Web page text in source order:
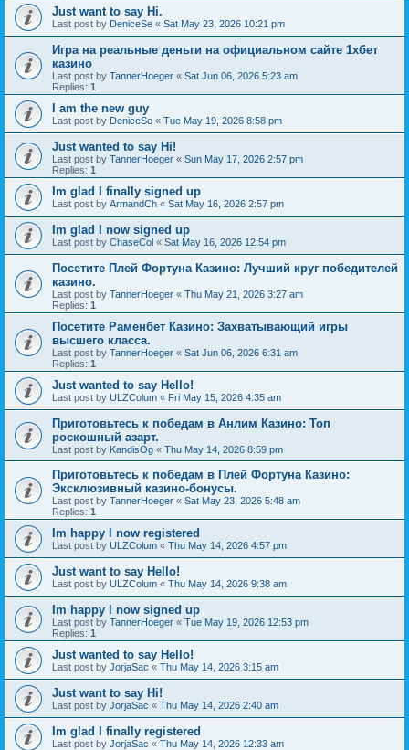
Just want to say Hi.
Last post by DeniceSe « Sat May 23, 2026 10:21 pm
Игра на реальные деньги на официальном сайте 1хбет
казино
Last post by TannerHoeger « Sat Jun 06, 2026 5:23 am
Replies: 1
I am the new guy
Last post by DeniceSe « Tue May 19, 2026 8:58 pm
Just wanted to say Hi!
Last post by TannerHoeger « Sun May 17, 2026 2:57 pm
Replies: 1
Im glad I finally signed up
Last post by ArmandCh « Sat May 16, 2026 2:57 pm
Im glad I now signed up
Last post by ChaseCol « Sat May 16, 2026 12:54 pm
Посетите Плей Фортуна Казино: Лучший круг победителей
казино.
Last post by TannerHoeger « Thu May 21, 2026 3:27 am
Replies: 1
Посетите Раменбет Казино: Захватывающий игры
высшего класса.
Last post by TannerHoeger « Sat Jun 06, 2026 6:31 am
Replies: 1
Just wanted to say Hello!
Last post by ULZColum « Fri May 15, 2026 4:35 am
Приготовьтесь к победам в Анлим Казино: Топ
роскошный азарт.
Last post by KandisOg « Thu May 14, 2026 8:59 pm
Приготовьтесь к победам в Плей Фортуна Казино:
Эксклюзивный казино-бонусы.
Last post by TannerHoeger « Sat May 23, 2026 5:48 am
Replies: 1
Im happy I now registered
Last post by ULZColum « Thu May 14, 2026 4:57 pm
Just want to say Hello!
Last post by ULZColum « Thu May 14, 2026 9:38 am
Im happy I now signed up
Last post by TannerHoeger « Tue May 19, 2026 12:53 pm
Replies: 1
Just wanted to say Hello!
Last post by JorjaSac « Thu May 14, 2026 3:15 am
Just want to say Hi!
Last post by JorjaSac « Thu May 14, 2026 2:40 am
Im glad I finally registered
Last post by JorjaSac « Thu May 14, 2026 12:33 am